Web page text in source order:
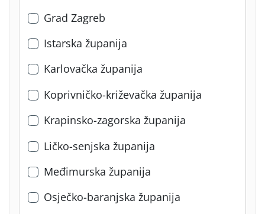
Grad Zagreb
Istarska županija
Karlovačka županija
Koprivničko-križevačka županija
Krapinsko-zagorska županija
Ličko-senjska županija
Međimurska županija
Osječko-baranjska županija